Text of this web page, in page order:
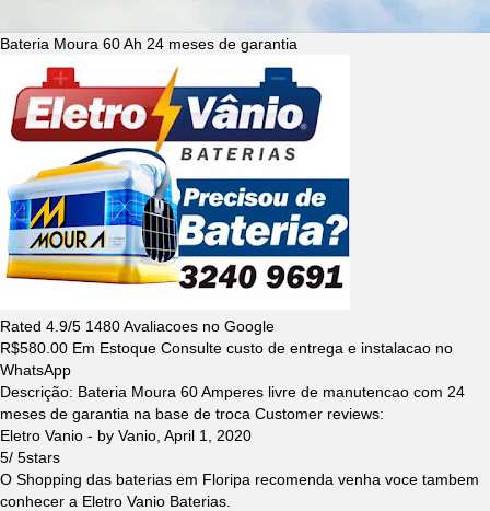
Bateria Moura 60 Ah 24 meses de garantia
Rated 4.9/5 1480Avaliacoes no Google
R$580.00 Em Estoque Consulte custo de entrega e instalacao no
WhatsApp
Descrição: Bateria Moura 60 Amperes livre de manutencao com 24
meses de garantia na base de troca Customer reviews:
Eletro Vanio - by Vanio April 1, 2020
5/ 5stars
O Shopping das baterias em Floripa recomenda venha voce tambem
conhecer a Eletro Vanio Baterias.